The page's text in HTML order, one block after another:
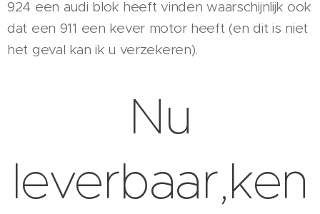
924 een audi blok heeft vinden waarschijnlijk ook
dat een 911 een kever motor heeft (en dit is niet
het geval kan ik u verzekeren).
Nu
leverbaar,ken